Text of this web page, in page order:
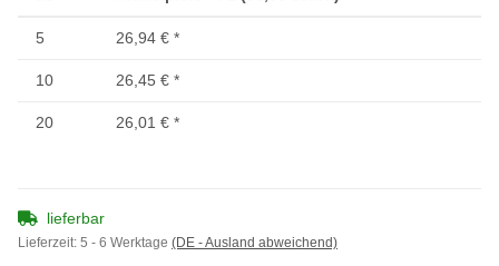
5 26,94 € *
10 26,45 € *
20 26,01 € *
lieferbar
Lieferzeit: 5 - 6 Werktage (DE - Ausland abweichend)